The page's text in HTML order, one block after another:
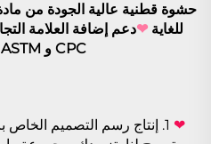
حشوة قطنية عالية الجودة من مادة
للغاية ❤دعم إضافة العلامة
CPC و ASTM و EN7 لك
❤